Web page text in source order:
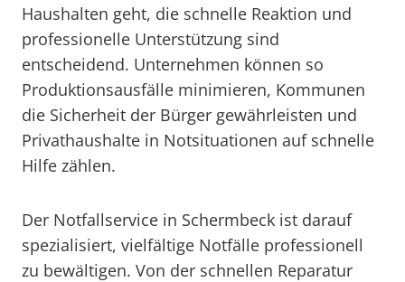
Haushalten geht, die schnelle Reaktion und
professionelle Unterstützung sind
entscheidend. Unternehmen können so
Produktionsausfälle minimieren, Kommunen
die Sicherheit der Bürger gewährleisten und
Privathaushalte in Notsituationen auf schnelle
Hilfe zählen.
Der Notfallservice in Schermbeck ist darauf
spezialisiert, vielfältige Notfälle professionell
zu bewältigen. Von der schnellen Reparatur